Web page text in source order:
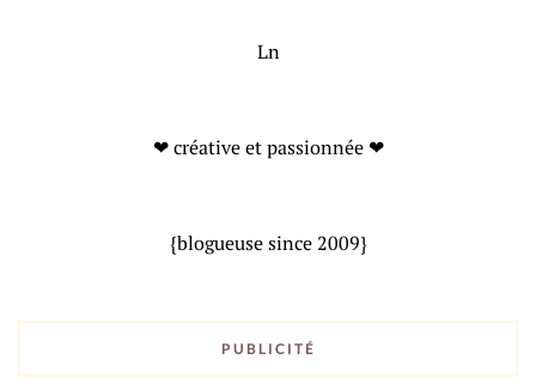
Ln
❤ créative et passionnée ❤
{blogueuse since 2009}
PUBLICITÉ